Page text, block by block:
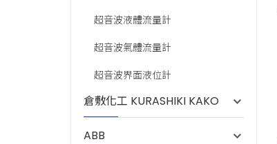
超音波液體流量計
超音波氣體流量計
超音波界面液位計
倉敷化工 KURASHIKI KAKO
ABB